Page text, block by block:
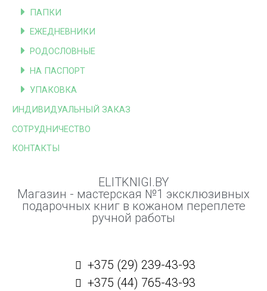
ПАПКИ
ЕЖЕДНЕВНИКИ
РОДОСЛОВНЫЕ
НА ПАСПОРТ
УПАКОВКА
ИНДИВИДУАЛЬНЫЙ ЗАКАЗ
СОТРУДНИЧЕСТВО
КОНТАКТЫ
ELITKNIGI.BY
Магазин - мастерская №1 эксклюзивных
подарочных книг в кожаном переплете
ручной работы
+375 (29) 239-43-93
+375 (44) 765-43-93